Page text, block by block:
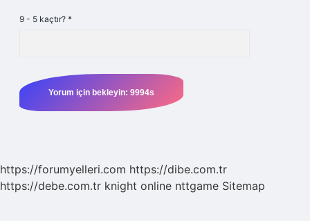
9 - 5 kaçtır? *
https://forumyelleri.com https://dibe.com.tr
https://debe.com.tr knight online nttgame Sitemap